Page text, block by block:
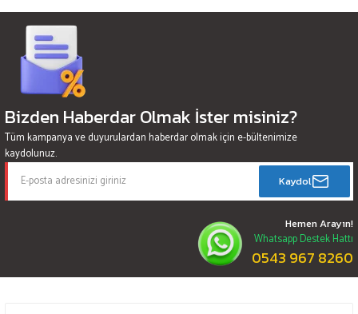
Bizden Haberdar Olmak İster misiniz?
Tüm kampanya ve duyurulardan haberdar olmak için e-bültenimize
kaydolunuz.
Kaydol
Hemen Arayın!
Whatsapp Destek Hattı
0543 967 8260